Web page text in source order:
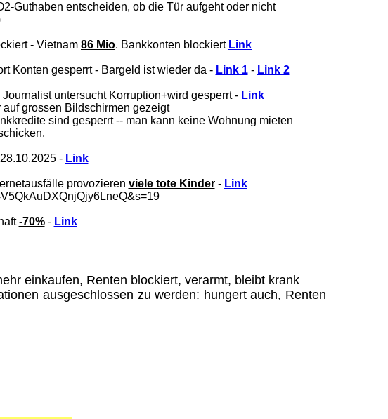
Guthaben entscheiden, ob die Tür aufgeht oder nicht
- Vietnam 86 Mio. Bankkonten blockiert Link
Konten gesperrt - Bargeld ist wieder da - Link 1- Link 2
untersucht Korruption+wird gesperrt - Link
grossen Bildschirmen gezeigt
sind gesperrt -- man kann keine Wohnung mieten
- Link
provozieren viele tote Kinder- Link
-70%- Link
einkaufen, Renten blockiert, verarmt, bleibt krank
ausgeschlossen zu werden: hungert auch, Renten